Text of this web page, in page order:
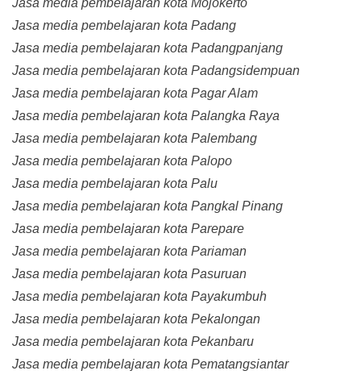
Jasa media pembelajaran kota Mojokerto
Jasa media pembelajaran kota Padang
Jasa media pembelajaran kota Padangpanjang
Jasa media pembelajaran kota Padangsidempuan
Jasa media pembelajaran kota Pagar Alam
Jasa media pembelajaran kota Palangka Raya
Jasa media pembelajaran kota Palembang
Jasa media pembelajaran kota Palopo
Jasa media pembelajaran kota Palu
Jasa media pembelajaran kota Pangkal Pinang
Jasa media pembelajaran kota Parepare
Jasa media pembelajaran kota Pariaman
Jasa media pembelajaran kota Pasuruan
Jasa media pembelajaran kota Payakumbuh
Jasa media pembelajaran kota Pekalongan
Jasa media pembelajaran kota Pekanbaru
Jasa media pembelajaran kota Pematangsiantar